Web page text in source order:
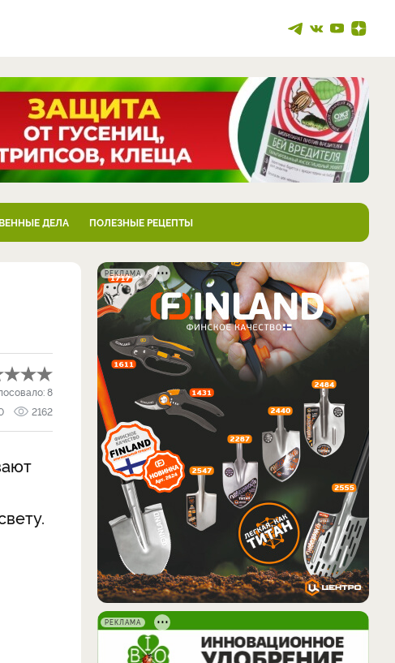
ДЕЛА ПОЛЕЗНЫЕ РЕЦЕПТЫ
8
2162
РЕКЛАМА
РЕКЛАМА